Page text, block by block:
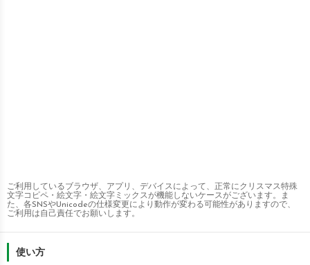
ご利用しているブラウザ、アプリ、デバイスによって、正常にクリスマス特殊
文字コピペ・絵文字・絵文字ミックスが機能しないケースがございます。ま
た、各SNSやUnicodeの仕様変更により動作が変わる可能性がありますので、
ご利用は自己責任でお願いします。
使い方